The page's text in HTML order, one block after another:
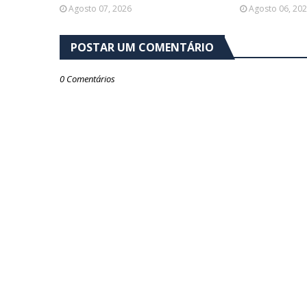
Agosto 07, 2026 Agosto 06,
POSTAR UM COMENTÁRIO
0 Comentários